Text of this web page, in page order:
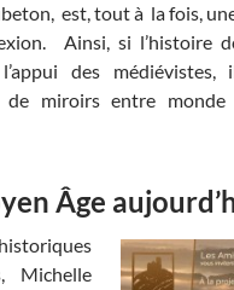
est, tout à la fois,
Ainsi, si l’histoire
des
de miroirs entre
Âge
Michelle